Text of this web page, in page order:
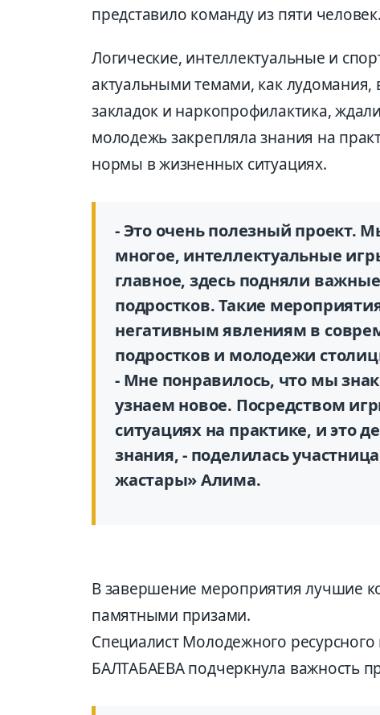
представило команду из пяти человек.
Логические, интеллектуальные и
актуальными темами, как лудомания,
закладок и наркопрофилактика,
молодежь закрепляла знания на
нормы в жизненных ситуациях.
- Это очень полезный проект.
многое, интеллектуальные
главное, здесь подняли
подростков. Такие
негативным явлениям в
подростков и молодежи
- Мне понравилось, что мы
узнаем новое. Посредством
ситуациях на практике, и это
знания, - поделилась
жастары» Алима.
В завершение мероприятия лучшие
памятными призами.
Специалист Молодежного
БАЛТАБАЕВА подчеркнула важность